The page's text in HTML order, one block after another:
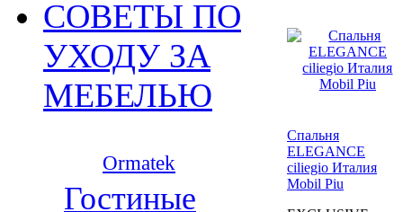
СОВЕТЫ ПО
УХОДУ ЗА
МЕБЕЛЬЮ
Ormatek
Гостиные
Спальня
ELEGANCE
ciliegio Италия
Mobil Piu